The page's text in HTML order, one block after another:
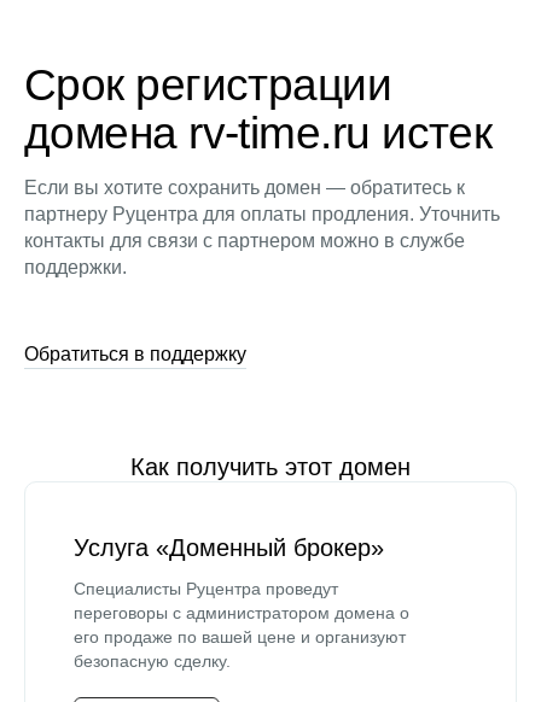
Срок регистрации
домена rv-time.ru истек
Если вы хотите сохранить домен — обратитесь к
партнеру Руцентра для оплаты продления. Уточнить
контакты для связи с партнером можно в службе
поддержки.
Обратиться в поддержку
Как получить этот домен
Услуга «Доменный брокер»
Специалисты Руцентра проведут
переговоры с администратором домена о
его продаже по вашей цене и организуют
безопасную сделку.